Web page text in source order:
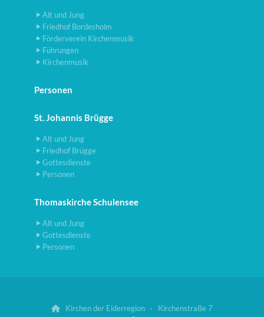
Alt und Jung
Friedhof Bordesholm
Förderverein Kirchenmusik
Führungen
Kirchenmusik
Personen
St. Johannis Brügge
Alt und Jung
Friedhof Brügge
Gottesdienste
Personen
Thomaskirche Schulensee
Alt und Jung
Gottesdienste
Personen

Kirchen der Eiderregion · Kirchenstraße 7